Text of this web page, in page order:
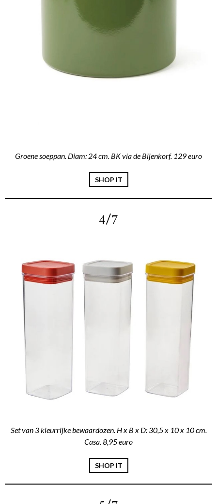
Groene soeppan. Diam: 24 cm. BK via de Bijenkorf. 129 euro
SHOP IT
4/7
Set van 3 kleurrijke bewaardozen. H x B x D: 30,5 x 10 x 10 cm.
Casa. 8,95 euro
SHOP IT